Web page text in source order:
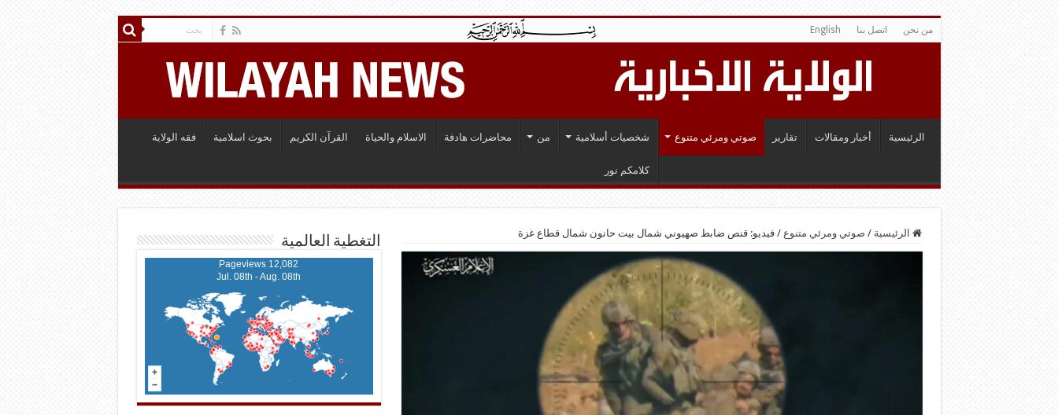
من نحن اتصل بنا English
الرئيسية أخبار ومقالات تقارير صوتي ومرئي متنوع شخصيات أسلامية من محاضرات هادفة الاسلام والحياة القرآن الكريم بحوث اسلامية فقه الولاية
كلامكم نور
الرئيسية / صوتي ومرئي متنوع / فيديو: قنص ضابط صهيوني شمال بيت حانون شمال قطاع غزة
التغطية العالمية
12,082 Pageviews
Jul. 08th - Aug. 08th